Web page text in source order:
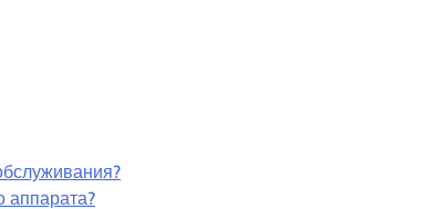
аппарата?